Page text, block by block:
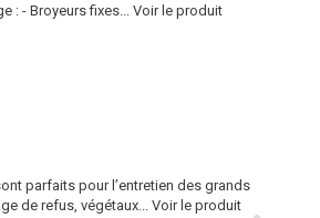
: - Broyeurs fixes...
Voir le produit
parfaits pour l’entretien des grands
de refus, végétaux...
Voir le produit